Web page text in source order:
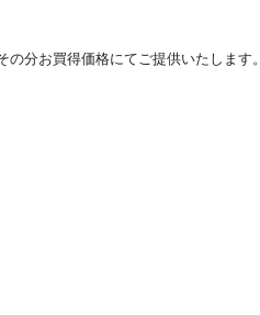
分お買得価格にてご提供いたします。